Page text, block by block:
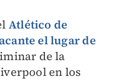
Atlético de
el lugar de
de la
en los